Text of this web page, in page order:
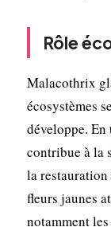
Rôle
Malacothrix
écosystèmes
développe.
contribue à la
la restauration
fleurs jaunes
notamment